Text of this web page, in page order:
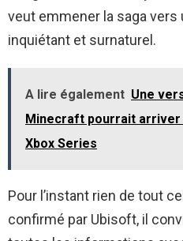
veut emmener la saga vers
inquiétant et surnaturel.
A lire également Une
Minecraft pourrait arriver
Xbox Series
Pour l’instant rien de tout
confirmé par Ubisoft, il